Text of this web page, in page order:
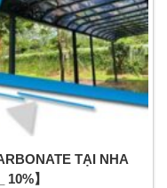
TẠI NHA
】